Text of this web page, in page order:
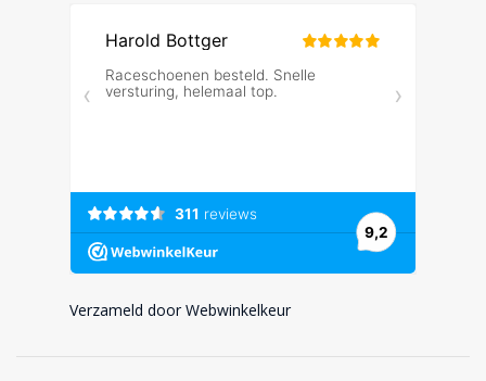
Verzameld door Webwinkelkeur